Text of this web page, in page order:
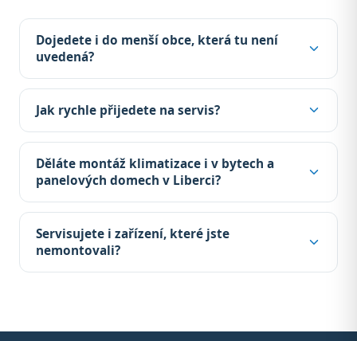
Dojedete i do menší obce, která tu není
uvedená?
Jak rychle přijedete na servis?
Děláte montáž klimatizace i v bytech a
panelových domech v Liberci?
Servisujete i zařízení, které jste
nemontovali?